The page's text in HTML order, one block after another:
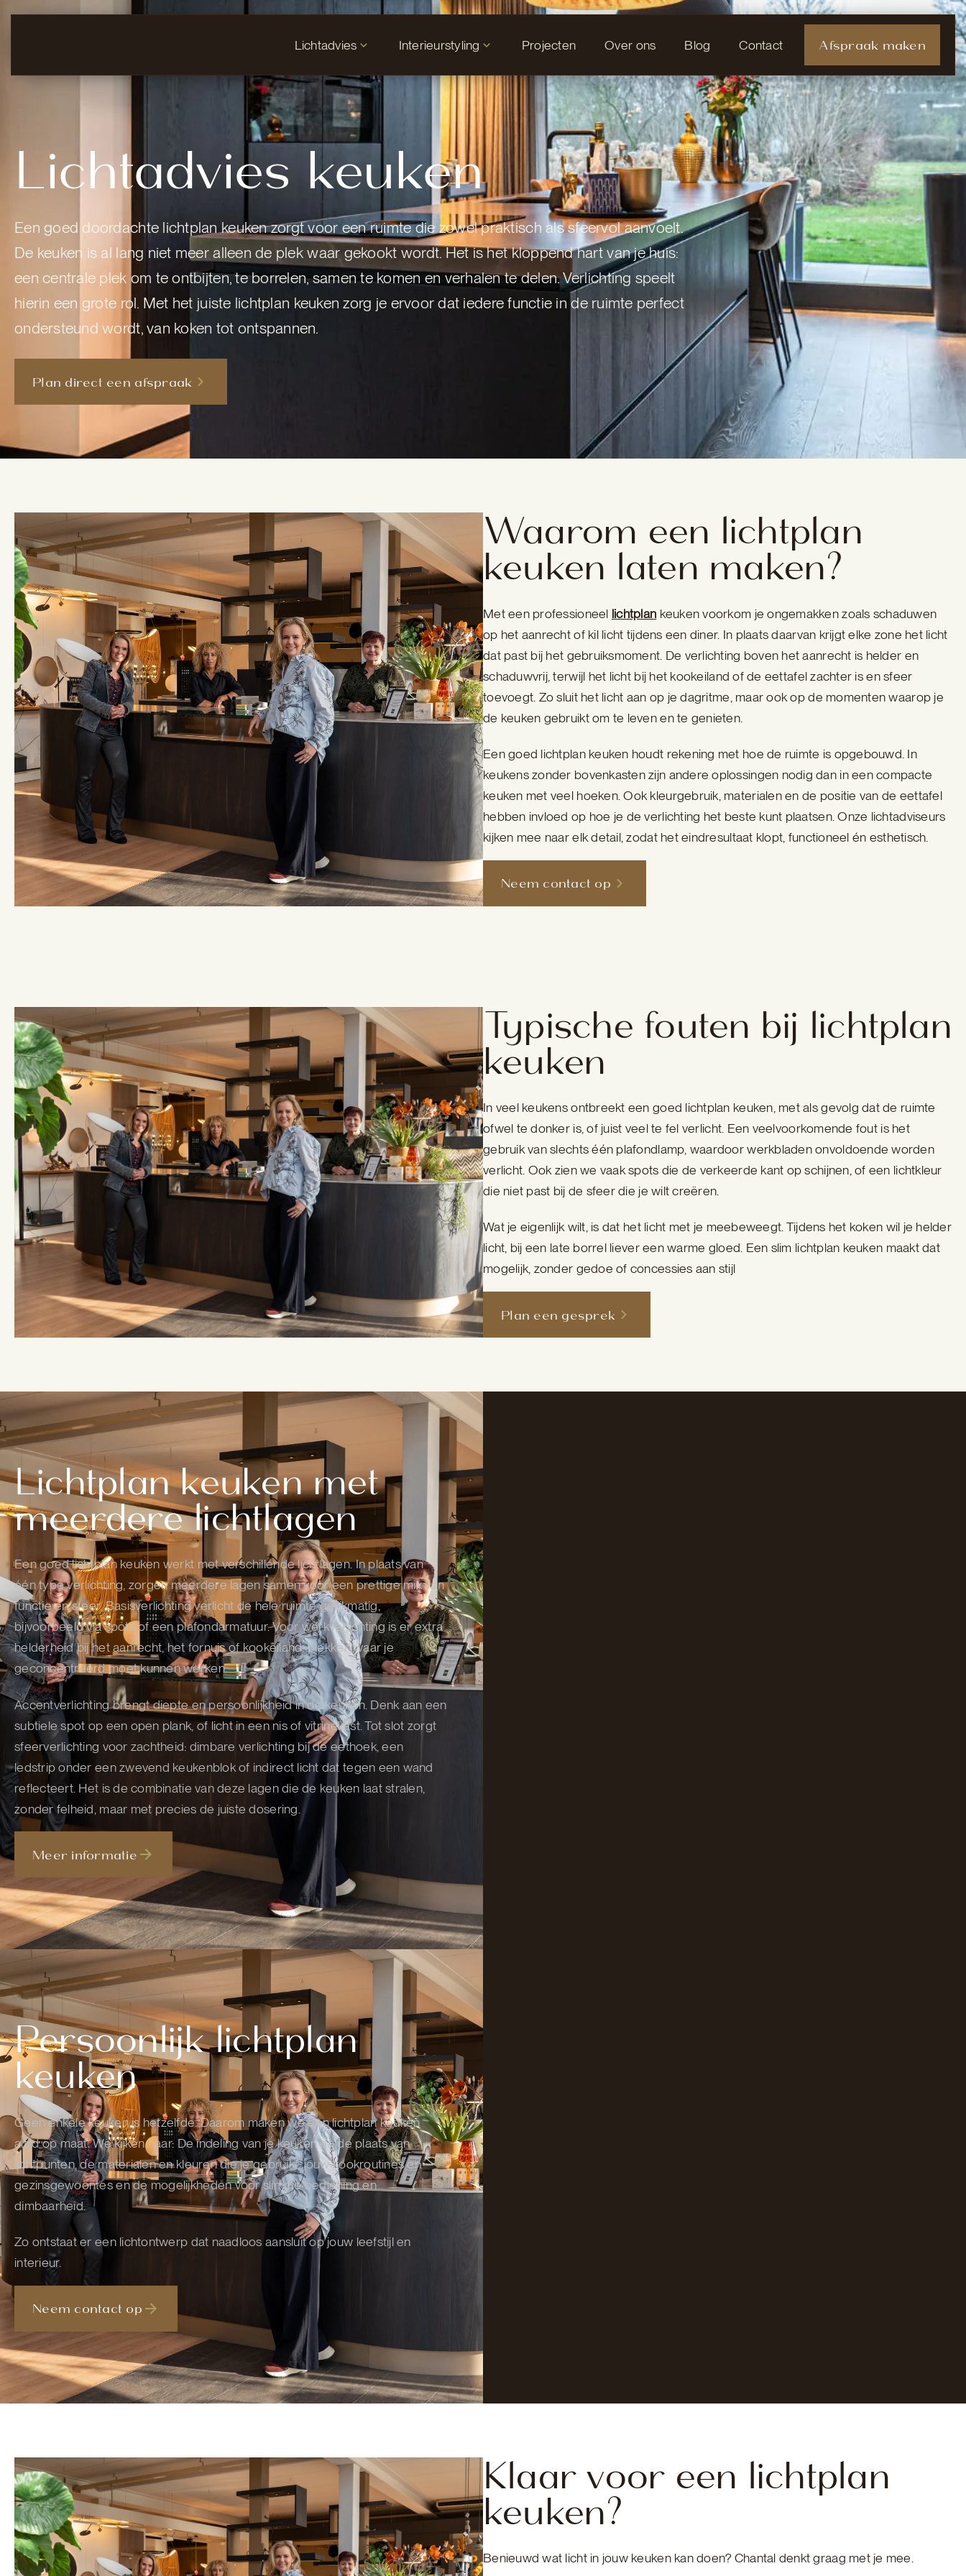
Lichtadvies Interieurstyling Projecten Over ons Blog Contact Afspraak maken
Lichtadvies keuken
Een goed doordachte lichtplan keuken zorgt voor een ruimte die zowel praktisch als sfeervol aanvoelt.
De keuken is al lang niet meer alleen de plek waar gekookt wordt. Het is het kloppend hart van je huis:
een centrale plek om te ontbijten, te borrelen, samen te komen en verhalen te delen. Verlichting speelt
hierin een grote rol. Met het juiste lichtplan keuken zorg je ervoor dat iedere functie in de ruimte perfect
ondersteund wordt, van koken tot ontspannen.
Plan direct een afspraak
Waarom een lichtplan
keuken laten maken?
Met een professioneel lichtplan keuken voorkom je ongemakken zoals schaduwen
op het aanrecht of kil licht tijdens een diner. In plaats daarvan krijgt elke zone het licht
dat past bij het gebruiksmoment. De verlichting boven het aanrecht is helder en
schaduwvrij, terwijl het licht bij het kookeiland of de eettafel zachter is en sfeer
toevoegt. Zo sluit het licht aan op je dagritme, maar ook op de momenten waarop je
de keuken gebruikt om te leven en te genieten.
Een goed lichtplan keuken houdt rekening met hoe de ruimte is opgebouwd. In
keukens zonder bovenkasten zijn andere oplossingen nodig dan in een compacte
keuken met veel hoeken. Ook kleurgebruik, materialen en de positie van de eettafel
hebben invloed op hoe je de verlichting het beste kunt plaatsen. Onze lichtadviseurs
kijken mee naar elk detail, zodat het eindresultaat klopt, functioneel én esthetisch.
Neem contact op
Typische fouten bij lichtplan
keuken
In veel keukens ontbreekt een goed lichtplan keuken, met als gevolg dat de ruimte
ofwel te donker is, of juist veel te fel verlicht. Een veelvoorkomende fout is het
gebruik van slechts één plafondlamp, waardoor werkbladen onvoldoende worden
verlicht. Ook zien we vaak spots die de verkeerde kant op schijnen, of een lichtkleur
die niet past bij de sfeer die je wilt creëren.
Wat je eigenlijk wilt, is dat het licht met je meebeweegt. Tijdens het koken wil je helder
licht, bij een late borrel liever een warme gloed. Een slim lichtplan keuken maakt dat
mogelijk, zonder gedoe of concessies aan stijl
Plan een gesprek
Lichtplan keuken met
meerdere lichtlagen
Een goed lichtplan keuken werkt met verschillende lichtlagen. In plaats van
één type verlichting, zorgen meerdere lagen samen voor een prettige mix van
functie en sfeer. Basisverlichting verlicht de hele ruimte gelijkmatig,
bijvoorbeeld via spots of een plafondarmatuur. Voor werkverlichting is er extra
helderheid bij het aanrecht, het fornuis of kookeiland, plekken waar je
geconcentreerd moet kunnen werken.
Accentverlichting brengt diepte en persoonlijkheid in de keuken. Denk aan een
subtiele spot op een open plank, of licht in een nis of vitrinekast. Tot slot zorgt
sfeerverlichting voor zachtheid: dimbare verlichting bij de eethoek, een
ledstrip onder een zwevend keukenblok of indirect licht dat tegen een wand
reflecteert. Het is de combinatie van deze lagen die de keuken laat stralen,
zonder felheid, maar met precies de juiste dosering.
Meer informatie
Persoonlijk lichtplan
keuken
Geen enkele keuken is hetzelfde. Daarom maken we een lichtplan keuken
altijd op maat. We kijken naar: De indeling van je keuken en de plaats van
lichtpunten, de materialen en kleuren die je gebruikt, jouw kookroutines en
gezinsgewoontes en de mogelijkheden voor slimme bediening en
dimbaarheid.
Zo ontstaat er een lichtontwerp dat naadloos aansluit op jouw leefstijl en
interieur.
Neem contact op
Klaar voor een lichtplan
keuken?
Benieuwd wat licht in jouw keuken kan doen? Chantal denkt graag met je mee.